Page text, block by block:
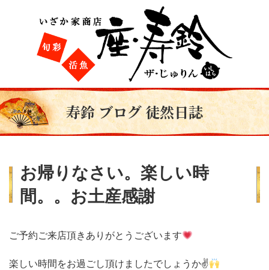
寿鈴 ブログ 徒然日誌
お帰りなさい。楽しい時
間。。お土産感謝
ご予約ご来店頂きありがとうございます
楽しい時間をお過ごし頂けましたでしょうか✌